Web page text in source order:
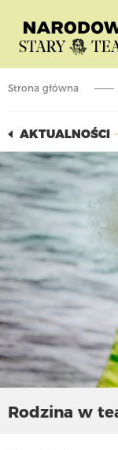
Strona główna
AKTUALNOŚCI
Rodzina w